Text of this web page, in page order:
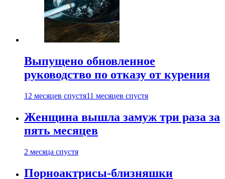
Выпущено обновленное
руководство по отказу от курения
12 месяцев спустя11 месяцев спустя
Женщина вышла замуж три раза за
пять месяцев
2 месяца спустя
Порноактрисы-близняшки